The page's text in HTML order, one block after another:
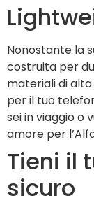
Nonostante la
costruita per
materiali di
per il tuo
sei in viaggio o
amore per
Tieni il
sicuro